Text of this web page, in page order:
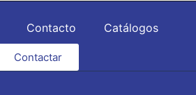
Contacto Catálogos
Contactar